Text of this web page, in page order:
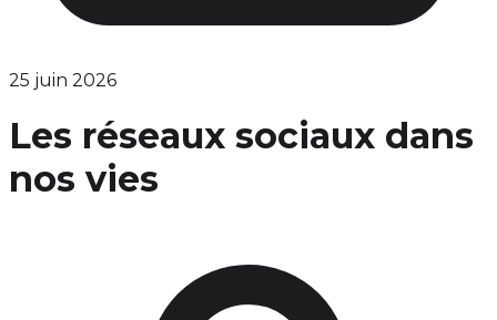
25 juin 2026
Les réseaux sociaux dans
nos vies